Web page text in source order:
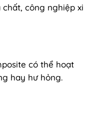
công nghiệp xi
có thể hoạt
hay hư hỏng.